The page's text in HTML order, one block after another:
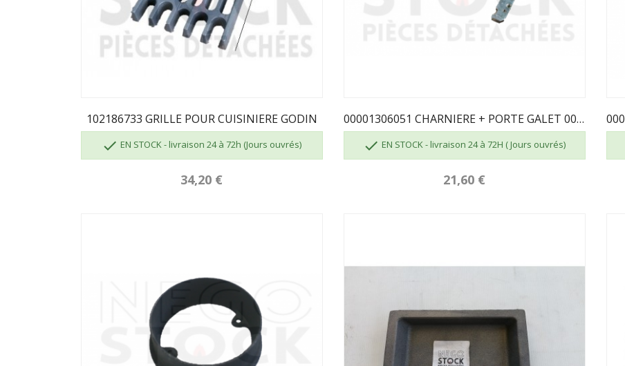
102186733 GRILLE POUR CUISINIERE GODIN
 EN STOCK - livraison 24 à 72h (Jours ouvrés)
34,20 €
00001306051 CHARNIERE + PORTE GALET 00001306052...
 EN STOCK - livraison 24 à 72H ( Jours ouvrés)
21,60 €